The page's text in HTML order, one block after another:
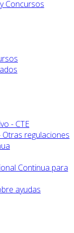
Concursos
- CTE
regulaciones
Continua para
ayudas